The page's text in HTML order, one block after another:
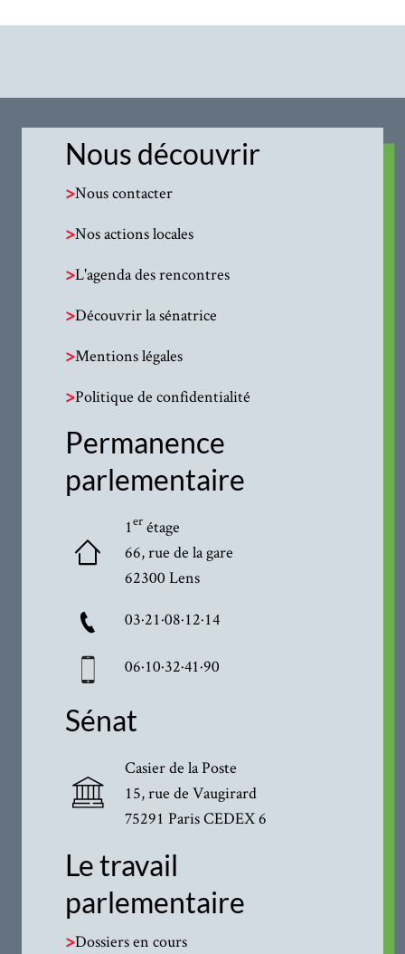
Nous découvrir
>Nous contacter
>Nos actions locales
>L'agenda des rencontres
>Découvrir la sénatrice
>Mentions légales
>Politique de confidentialité
Permanence
parlementaire
1erétage
66, rue de la gare
62300 Lens
03·21·08·12·14
06·10·32·41·90
Sénat
Casier de la Poste
15, rue de Vaugirard
75291 Paris CEDEX 6
Le travail
parlementaire
>Dossiers en cours